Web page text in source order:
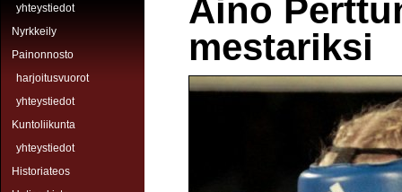
yhteystiedot
Nyrkkeily
Painonnosto
harjoitusvuorot
yhteystiedot
Kuntoliikunta
yhteystiedot
Historiateos
Aino
mestariksi